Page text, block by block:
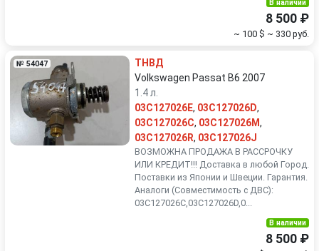
В наличии
8 500 ₽
~ 100 $ ~ 330 руб.
№ 54047
ТНВД
Volkswagen Passat B6 2007
1.4 л.
03C127026E, 03C127026D,
03C127026C, 03C127026M,
03C127026R, 03C127026J
ВОЗМОЖНА ПРОДАЖА В РАССРОЧКУ
ИЛИ КРЕДИТ!!! Доставка в любой Город.
Поставки из Японии и Швеции. Гарантия.
Аналоги (Совместимость с ДВС):
03C127026C,03C127026D,0...
В наличии
8 500 ₽